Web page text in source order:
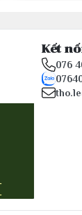
Kết
076